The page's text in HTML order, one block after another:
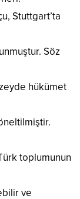
Stuttgart’ta
Söz
hükümet
toplumunun
ve